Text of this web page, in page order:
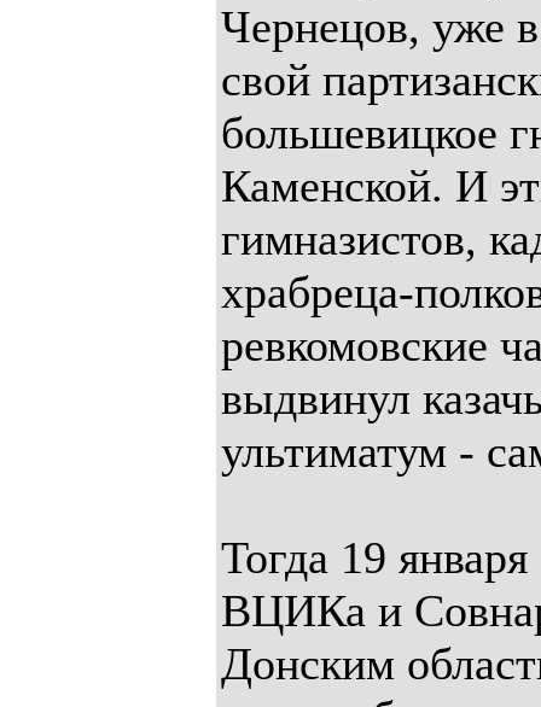
Чернецов, уже
свой
большевицкое
Каменской. И
гимназистов,
храбреца-
ревкомовские
выдвинул
ультиматум -
Тогда 19
ВЦИКа и
Донским